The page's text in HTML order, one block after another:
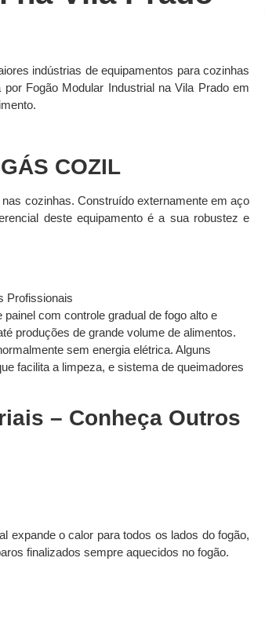
indústrias de equipamentos para cozinhas
Fogão Modular Industrial na Vila Prado em
COZIL
cozinhas. Construído externamente em aço
deste equipamento é a sua robustez e
com controle gradual de fogo alto e
produções de grande volume de alimentos.
sem energia elétrica. Alguns
facilita a limpeza, e sistema de queimadores
– Conheça Outros
expande o calor para todos os lados do fogão,
finalizados sempre aquecidos no fogão.